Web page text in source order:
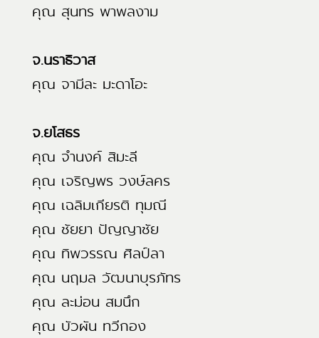
คุณ สุนทร พาพลงาม
จ.นราธิวาส
คุณ จามีละ มะดาโอะ
จ.ยโสธร
คุณ จำนงค์ สิมะลี
คุณ เจริญพร วงษ์ลคร
คุณ เฉลิมเกียรติ ทุมณี
คุณ ชัยยา ปัญญาชัย
คุณ ทิพวรรณ ศิลป์ลา
คุณ นฤมล วัฒนาบุรภัทร
คุณ ละม่อน สมนึก
คุณ บัวผัน ทวีกอง